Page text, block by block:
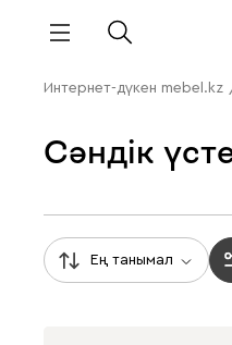
Интернет-дүкен mebel.kz
Сәндік
Ең танымал